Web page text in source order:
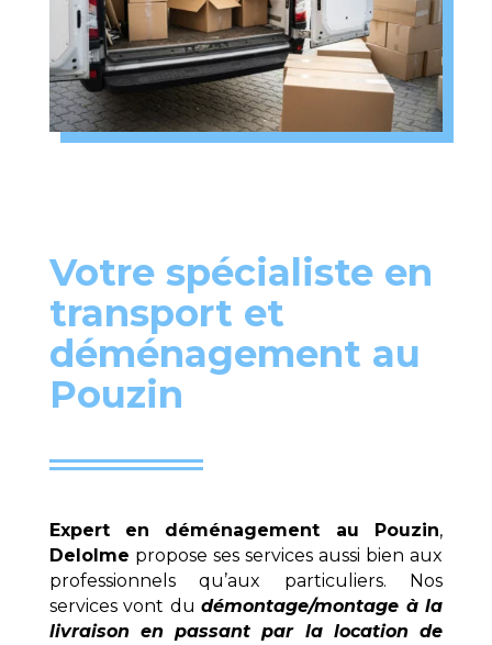
Votre spécialiste en
transport et
déménagement au
Pouzin
Expert en déménagement au Pouzin,
Delolme propose ses services aussi bien aux
professionnels qu’aux particuliers. Nos
services vont dudémontage/montage à la
livraison en passant par la location de